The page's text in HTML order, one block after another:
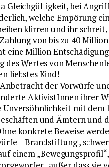
Gleichgültigkeit, bei
welche Empörung
klirren und ihr
von bis zu 40
eine Million
des Wertes von
liebstes Kind!
der Vorwürfe
AktivistInnen ihrer
mit dem
und Ämtern und
konkrete Beweise
– Brandstiftung ,
einem